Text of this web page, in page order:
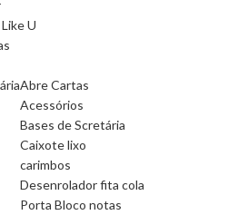
U
Abre Cartas
Acessórios
Bases de Scretária
Caixote lixo
carimbos
Desenrolador fita cola
Porta Bloco notas